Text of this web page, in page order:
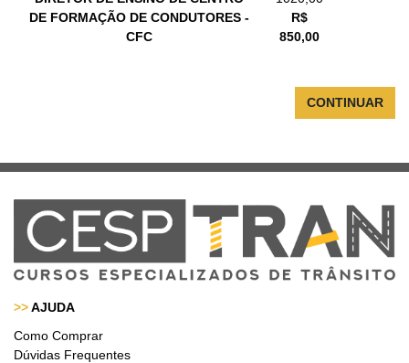
DE FORMAÇÃO DE CONDUTORES -
CFC
R$
850,00
CONTINUAR
>>AJUDA
Como Comprar
Dúvidas Frequentes